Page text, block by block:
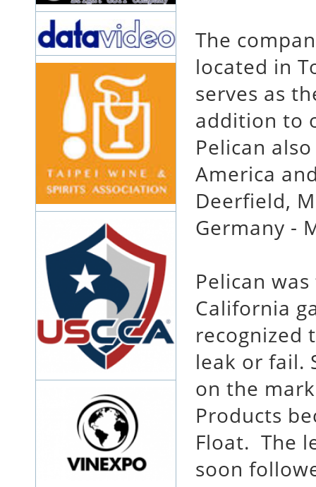
The
located in
serves as
addition to
Pelican
America
Deerfield,
Germany -
Pelican
California
recognized
leak or fail.
on the
Products
Float. The
soon